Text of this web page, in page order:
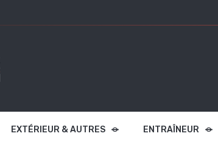
EXTÉRIEUR & AUTRES ENTRAÎNEUR